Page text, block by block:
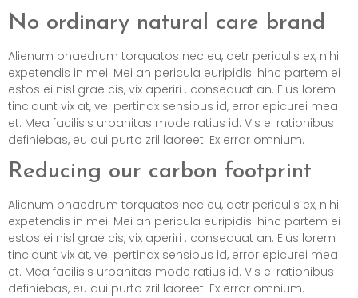
No ordinary natural care brand
Alienum phaedrum torquatos nec eu, detr periculis ex, nihil
expetendis in mei. Mei an pericula euripidis. hinc partem ei
estos ei nisl grae cis, vix aperiri . consequat an. Eius lorem
tincidunt vix at, vel pertinax sensibus id, error epicurei mea
et. Mea facilisis urbanitas mode ratius id. Vis ei rationibus
definiebas, eu qui purto zril laoreet. Ex error omnium.
Reducing our carbon footprint
Alienum phaedrum torquatos nec eu, detr periculis ex, nihil
expetendis in mei. Mei an pericula euripidis. hinc partem ei
estos ei nisl grae cis, vix aperiri . consequat an. Eius lorem
tincidunt vix at, vel pertinax sensibus id, error epicurei mea
et. Mea facilisis urbanitas mode ratius id. Vis ei rationibus
definiebas, eu qui purto zril laoreet. Ex error omnium.